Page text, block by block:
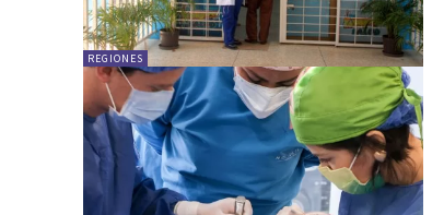
REGIONES